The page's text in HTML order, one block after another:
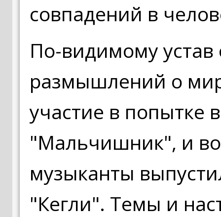
совпадений в
По-видимому устав
размышлений о
участие в попытке
"Мальчишник", и
музыканты
"Кегли". Темы и